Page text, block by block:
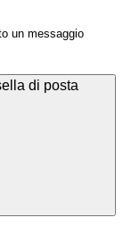
un messaggio
di posta